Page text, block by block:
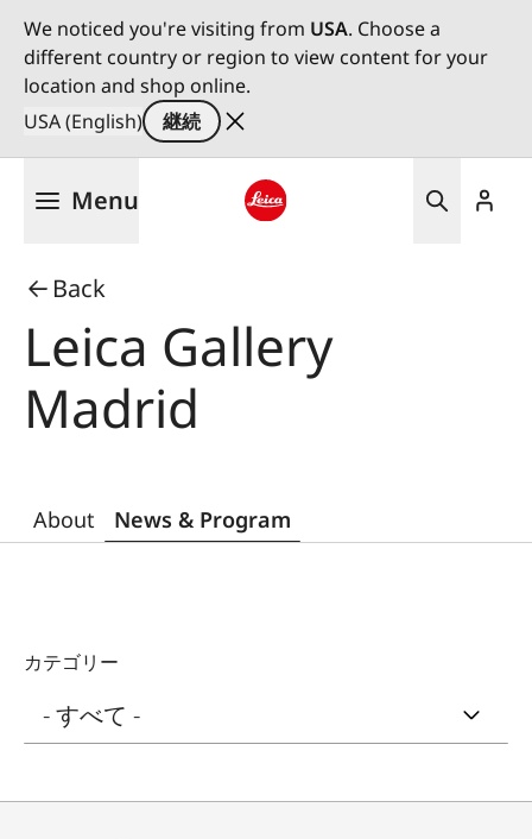
We noticed you're visiting from USA. Choose a
different country or region to view content for your
location and shop online.
USA (English)
継続
Menu
Back
Leica Gallery
Madrid
About News & Program
カテゴリー